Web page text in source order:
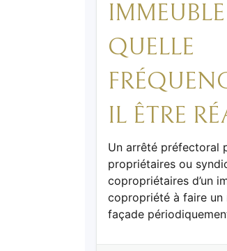
QUELLE
IL ÊTRE
Un arrêté préfectoral
propriétaires ou
copropriétaires d’un
copropriété à faire un
façade